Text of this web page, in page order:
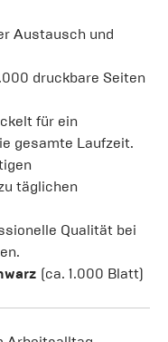
Austausch und
druckbare Seiten
für ein
gesamte Laufzeit.
täglichen
Qualität bei
(ca. 1.000 Blatt)